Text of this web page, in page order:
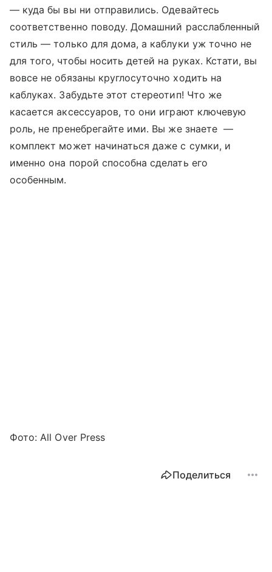
— куда бы вы ни отправились. Одевайтесь
соответственно поводу. Домашний расслабленный
стиль — только для дома, а каблуки уж точно не
для того, чтобы носить детей на руках. Кстати, вы
вовсе не обязаны круглосуточно ходить на
каблуках. Забудьте этот стереотип! Что же
касается аксессуаров, то они играют ключевую
роль, не пренебрегайте ими. Вы же знаете —
комплект может начинаться даже с сумки, и
именно она порой способна сделать его
особенным.
Фото: All Over Press
Поделиться